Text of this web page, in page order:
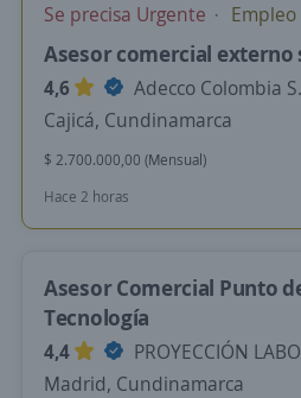
Se precisa Urgente
Asesor comercial
4,6
Adecco Colombia
Cajicá, Cundinamarca
$ 2.700.000,00 (Mensual)
Hace 2 horas
Asesor Comercial Punto
Tecnología
4,4
PROYECCIÓN
Madrid, Cundinamarca